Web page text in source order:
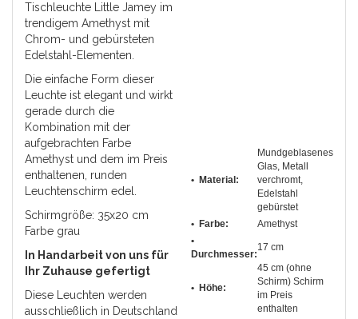
Tischleuchte Little Jamey im
trendigem Amethyst mit
Chrom- und gebürsteten
Edelstahl-Elementen.
Die einfache Form dieser
Leuchte ist elegant und wirkt
gerade durch die
Kombination mit der
aufgebrachten Farbe
Amethyst und dem im Preis
enthaltenen, runden
Leuchtenschirm edel.
Schirmgröße: 35x20 cm
Farbe grau
In Handarbeit von uns für
Ihr Zuhause gefertigt
Diese Leuchten werden
ausschließlich in Deutschland
• Material:
Mundgeblasenes
Glas, Metall
verchromt,
Edelstahl
gebürstet
• Farbe:
Amethyst
•
Durchmesser:
17 cm
• Höhe:
45 cm (ohne
Schirm) Schirm
im Preis
enthalten